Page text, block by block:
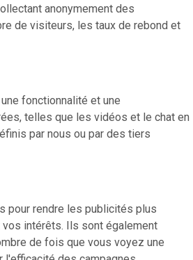
anonymement des
de visiteurs, les taux de rebond et
fonctionnalité et une
telles que les vidéos et le chat en
par nous ou par des tiers
pour rendre les publicités plus
intérêts. Ils sont également
de fois que vous voyez une